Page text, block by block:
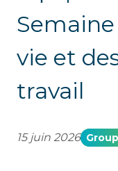
vie et
travail
15 juin 2026